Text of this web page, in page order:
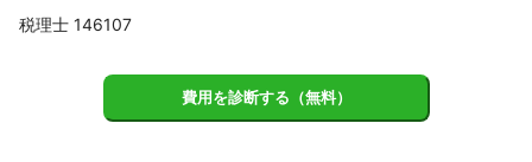
を活用しながら、
これまでの実績
会計事務所を開業してまだ日は浅いですが、以前は大手監査法人
で、10年ほど上場企業の会計監査を行っていました。
税理士 146107
費用を診断する（無料）